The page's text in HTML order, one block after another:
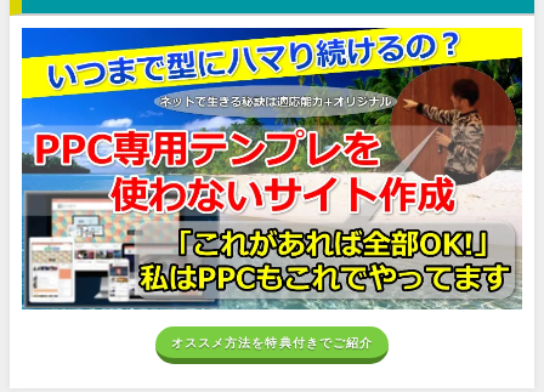
オススメ方法を特典付きでご紹介